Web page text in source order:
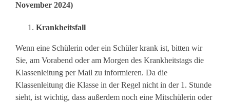
November 2024)
Krankheitsfall
Wenn eine Schülerin oder ein Schüler krank ist, bitten wir
Sie, am Vorabend oder am Morgen des Krankheitstags die
Klassenleitung per Mail zu informieren. Da die
Klassenleitung die Klasse in der Regel nicht in der 1. Stunde
sieht, ist wichtig, dass außerdem noch eine Mitschülerin oder